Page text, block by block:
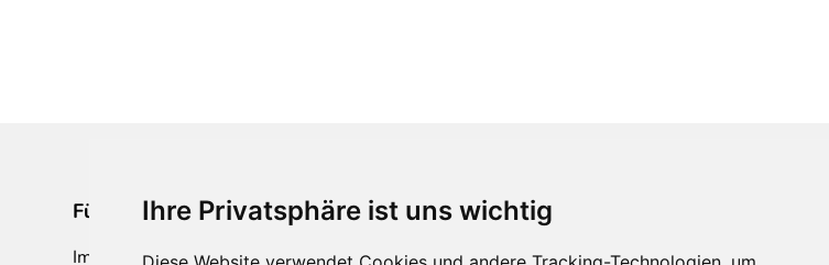
Ihre Privatsphäre ist uns wichtig
Für Makler:innen
Impressum
Immobilienmarktplatz Newsletter
Erhalten Sie regelmäßig Neuigkeiten und